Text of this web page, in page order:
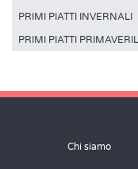
PRIMI PIATTI INVERNALI
PRIMI PIATTI PRIMAVERILI
Chi siamo